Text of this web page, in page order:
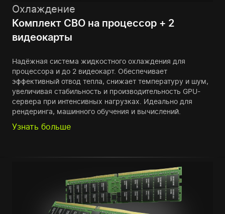
Охлаждение
Комплект СВО на процессор + 2
видеокарты
Надёжная система жидкостного охлаждения для
процессора и до 2 видеокарт. Обеспечивает
эффективный отвод тепла, снижает температуру и шум,
увеличивая стабильность и производительность GPU-
сервера при интенсивных нагрузках. Идеально для
рендеринга, машинного обучения и вычислений.
Узнать больше